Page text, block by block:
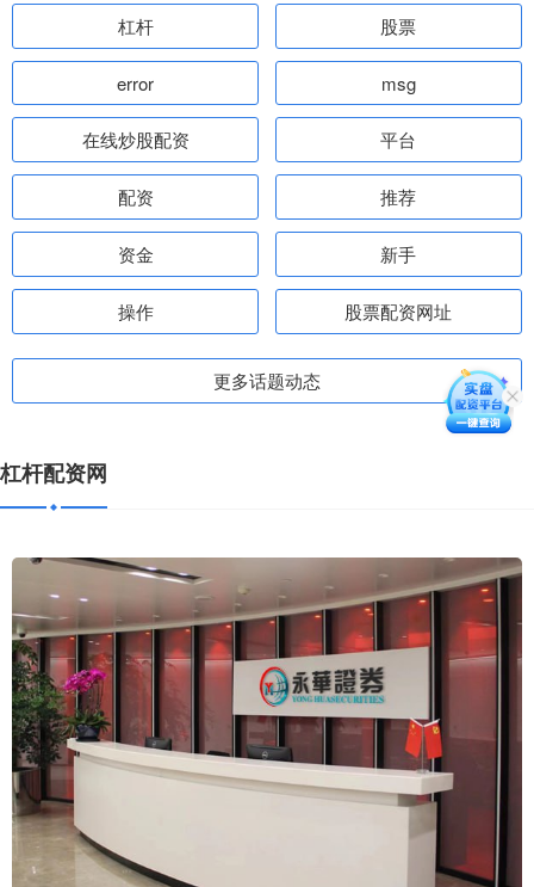
杠杆 股票
error msg
在线炒股配资 平台
配资 推荐
资金 新手
操作 股票配资网址
更多话题动态
杠杆配资网